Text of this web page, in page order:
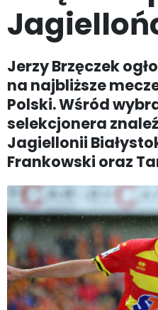
Jerzy Brzęczek
na najbliższe
Polski. Wśród
selekcjonera
Jagiellonii
Frankowski oraz